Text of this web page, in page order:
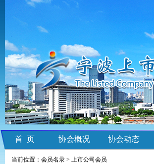
首 页 协会概况 协会动态
当前位置：会员名录 > 上市公司会员